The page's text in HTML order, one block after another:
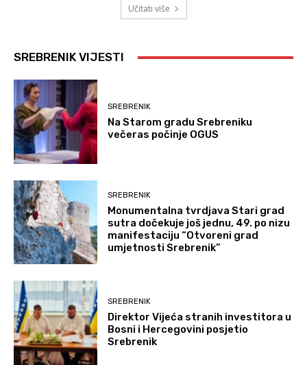
Učitati više
SREBRENIK VIJESTI
SREBRENIK
Na Starom gradu Srebreniku
večeras počinje OGUS
SREBRENIK
Monumentalna tvrdjava Stari grad
sutra dočekuje još jednu, 49. po nizu
manifestaciju “Otvoreni grad
umjetnosti Srebrenik”
SREBRENIK
Direktor Vijeća stranih investitora u
Bosni i Hercegovini posjetio
Srebrenik